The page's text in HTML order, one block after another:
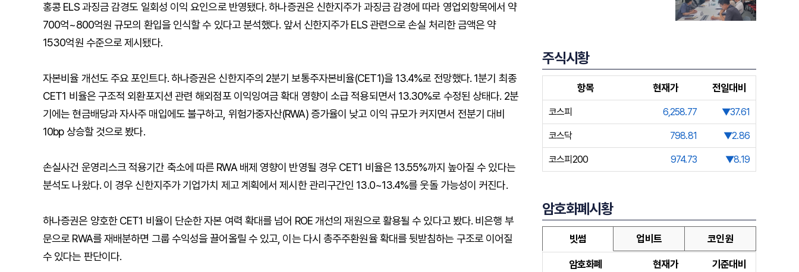
홍콩 ELS 과징금 감경도 일회성 이익 요인으로 반영됐다. 하나증권은 신한지주가 과징금 감경에 따라 영업외항목에서 약
700억~800억원 규모의 환입을 인식할 수 있다고 분석했다. 앞서 신한지주가 ELS 관련으로 손실 처리한 금액은 약
1530억원 수준으로 제시됐다.
자본비율 개선도 주요 포인트다. 하나증권은 신한지주의 2분기 보통주자본비율(CET1)을 13.4%로 전망했다. 1분기 최종
CET1 비율은 구조적 외환포지션 관련 해외점포 이익잉여금 확대 영향이 소급 적용되면서 13.30%로 수정된 상태다. 2분
기에는 현금배당과 자사주 매입에도 불구하고, 위험가중자산(RWA) 증가율이 낮고 이익 규모가 커지면서 전분기 대비
10bp 상승할 것으로 봤다.
손실사건 운영리스크 적용기간 축소에 따른 RWA 배제 영향이 반영될 경우 CET1 비율은 13.55%까지 높아질 수 있다는
분석도 나왔다. 이 경우 신한지주가 기업가치 제고 계획에서 제시한 관리구간인 13.0~13.4%를 웃돌 가능성이 커진다.
하나증권은 양호한 CET1 비율이 단순한 자본 여력 확대를 넘어 ROE 개선의 재원으로 활용될 수 있다고 봤다. 비은행 부
문으로 RWA를 재배분하면 그룹 수익성을 끌어올릴 수 있고, 이는 다시 총주주환원율 확대를 뒷받침하는 구조로 이어질
수 있다는 판단이다.
주식시황
항목 현재가 전일대비
코스피 6,258.77 ▼37.61
코스닥 798.81 ▼2.86
코스피200 974.73 ▼8.19
암호화폐시황
빗썸 업비트 코인원
암호화폐 현재가 기준대비